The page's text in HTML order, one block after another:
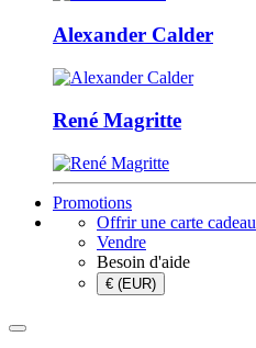
Alexander Calder
René Magritte
Promotions
Offrir une carte cadeau
Vendre
Besoin d'aide
€ (EUR)